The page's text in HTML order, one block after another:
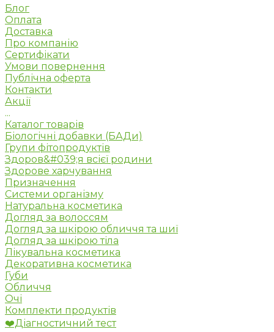
Блог
Оплата
Доставка
Про компанію
Сертифікати
Умови повернення
Публічна оферта
Контакти
Акції
...
Каталог товарів
Біологічні добавки (БАДи)
Групи фітопродуктів
Здоров&#039;я всієї родини
Здорове харчування
Призначення
Системи організму
Натуральна косметика
Догляд за волоссям
Догляд за шкірою обличчя та шиї
Догляд за шкірою тіла
Лікувальна косметика
Декоративна косметика
Губи
Обличчя
Очі
Комплекти продуктів
❤️Діагностичний тест